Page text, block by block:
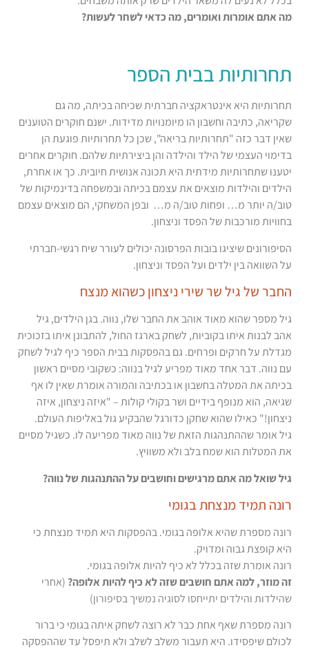
מה אתם אומרות ואומרים, מה כדאי לשחר לעשות?
תחרותיות בבית הספר
תחרותיות היא אינטראקציה חברתית שכיחה בכיתה, מה גם
שקריאה, כתיבה וחשבון הו מיומנויות מדידות. ישנם חוקרים הטוענים
שאין דבר כזה "תחרותיות בריאה", שכן כל תחרותיות פוגעת הן
בדימוי העצמי של הילד והילדה והן ביצירתיות שלהם. חוקרים אחרים
יטענו שתחרותיות מידתית היא תכונה אנושית חיובית. כך או אחרת,
הילדים והילדות מוצאים את עצמם בכיתה ובמשפחה בדינמיקות של
טוב/ה יותר מ… ופחות טוב/ה מ… ובפן המשחקי, הם מוצאים עצמם
בחוויות מורכבות של הפסד וניצחון.
הסיפורונים שיציגו בובות הפרסונה יכולים לעורר שיח רגשי-חברתי
על השוואה בין ילדים ועל הפסד וניצחון.
החבר של גיל שר שירי ניצחון כשהוא מנצח
גיל מספר שהוא מאוד אוהב את החבר שלו, נווה. בגן הילדים, גיל
אהב לבנות איתו בקוביות, לשחק בארגז החול, להתבונן איתו בזכוכית
מגדלת על חרקים ופרחים. גם בהפסקות בבית הספר כיף לגיל לשחק
עם נווה. דבר אחד מאוד מפריע לגיל בנווה: כשקובי מסיים ראשון
בכיתה את המטלה בחשבון או בכתיבה והמורה אומרת שאין לו אף
שגיאה, הוא מנופף בידיים ושר בקולי קולות – "איזה ניצחון, איזה
ניצחון!" כאילו שהוא שחקן כדורגל שהבקיע גול באליפות העולם.
גיל אומר שההתנהגות הזאת של נווה מאוד מפריעה לו. כשגיל מסיים
את המטלות הוא שמח בלב ולא משוויץ.
גיל שואל מה אתם מרגישים וחושבים על ההתנהגות של נווה?
רונה תמיד מנצחת בגומי
רונה מספרת שהיא אלופה בגומי. בהפסקות היא תמיד מנצחת כי
היא קופצת גבוה ומדויק.
רונה אומרת שזה בכלל לא כיף להיות אלופה בגומי.
זה מוזר, למה אתם חושבים שזה לא כיף להיות אלופה? (אחרי
שהילדות והילדים יתייחסו לסוגיה נמשיך בסיפורון)
רונה מספרת שאף אחת כבר לא רוצה לשחק איתה בגומי כי ברור
לכולם שיפסידו. היא תעבור משלב לשלב ולא תיפסל עד שההפסקה